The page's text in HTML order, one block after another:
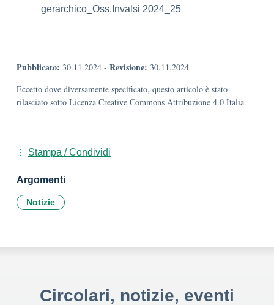
gerarchico_Oss.Invalsi 2024_25
Pubblicato: 30.11.2024 - Revisione: 30.11.2024
Eccetto dove diversamente specificato, questo articolo è stato
rilasciato sotto Licenza Creative Commons Attribuzione 4.0 Italia.
Stampa / Condividi
Argomenti
Notizie
Circolari, notizie, eventi